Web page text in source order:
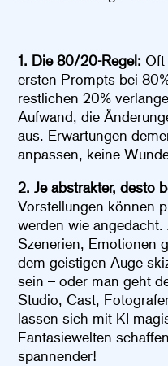
1. Die 80/20-Regel:
ersten Prompts bei
restlichen 20%
Aufwand, die
aus. Erwartungen
anpassen, keine
2. Je abstrakter, desto
Vorstellungen können
werden wie
Szenerien, Emotionen
dem geistigen Auge
sein – oder man geht
Studio, Cast,
lassen sich mit KI
Fantasiewelten
spannender!